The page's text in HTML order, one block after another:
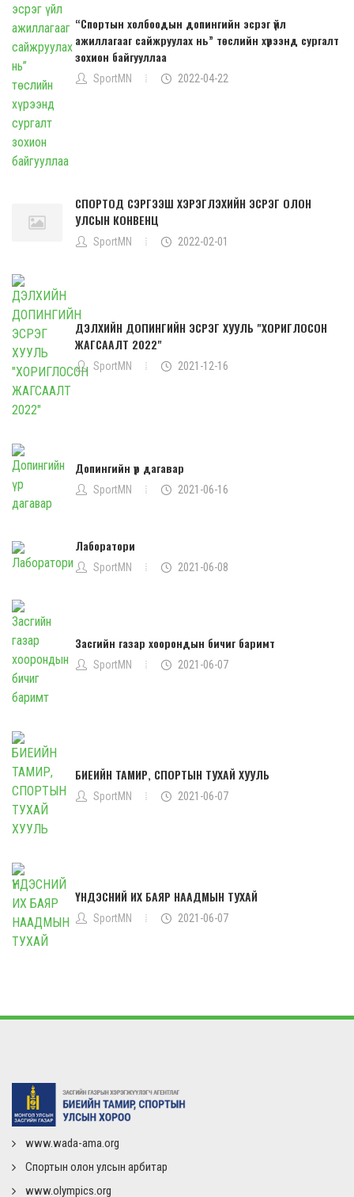
“Спортын холбоодын допингийн эсрэг үйл
ажиллагааг сайжруулах нь” төслийн хүрээнд сургалт
зохион байгууллаа
SportMN 2022-04-22
СПОРТОД СЭРГЭЭШ ХЭРЭГЛЭХИЙН ЭСРЭГ ОЛОН
УЛСЫН КОНВЕНЦ
SportMN 2022-02-01
ДЭЛХИЙН ДОПИНГИЙН ЭСРЭГ ХУУЛЬ "ХОРИГЛОСОН
ЖАГСААЛТ 2022"
SportMN 2021-12-16
Допингийн үр дагавар
SportMN 2021-06-16
Лаборатори
SportMN 2021-06-08
Засгийн газар хоорондын бичиг баримт
SportMN 2021-06-07
БИЕИЙН ТАМИР, СПОРТЫН ТУХАЙ ХУУЛЬ
SportMN 2021-06-07
ҮНДЭСНИЙ ИХ БАЯР НААДМЫН ТУХАЙ
SportMN 2021-06-07
www.wada-ama.org
Спортын олон улсын арбитар
www.olympics.org